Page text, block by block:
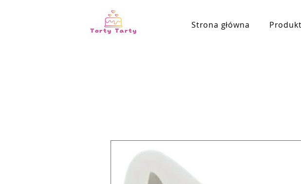
Strona główna